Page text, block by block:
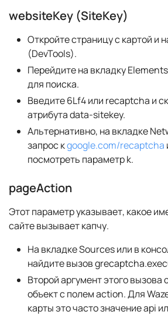
websiteKey (SiteKey)
Откройте страницу с картой и
(DevTools).
Перейдите на вкладку
для поиска.
Введите 6Lf4 или recaptcha и
атрибута data-sitekey.
Альтернативно, на вкладке
запрос кgoogle.com/recaptcha
посмотреть параметр k.
pageAction
Этот параметр указывает, какое
сайте вызывает капчу.
На вкладке Sources или в
найдите вызов
Второй аргумент этого
объект с полем action. Для
карты это часто значение api